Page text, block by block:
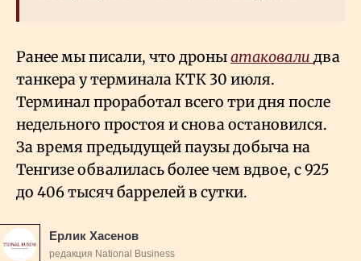
Ранее мы писали, что дроныатаковали два
танкера у терминала КТК 30 июля.
Терминал проработал всего три дня после
недельного простоя и снова остановился.
За время предыдущей паузы добыча на
Тенгизе обвалилась более чем вдвое, с 925
до 406 тысяч баррелей в сутки.
Ерлик Хасенов
редакция National Business